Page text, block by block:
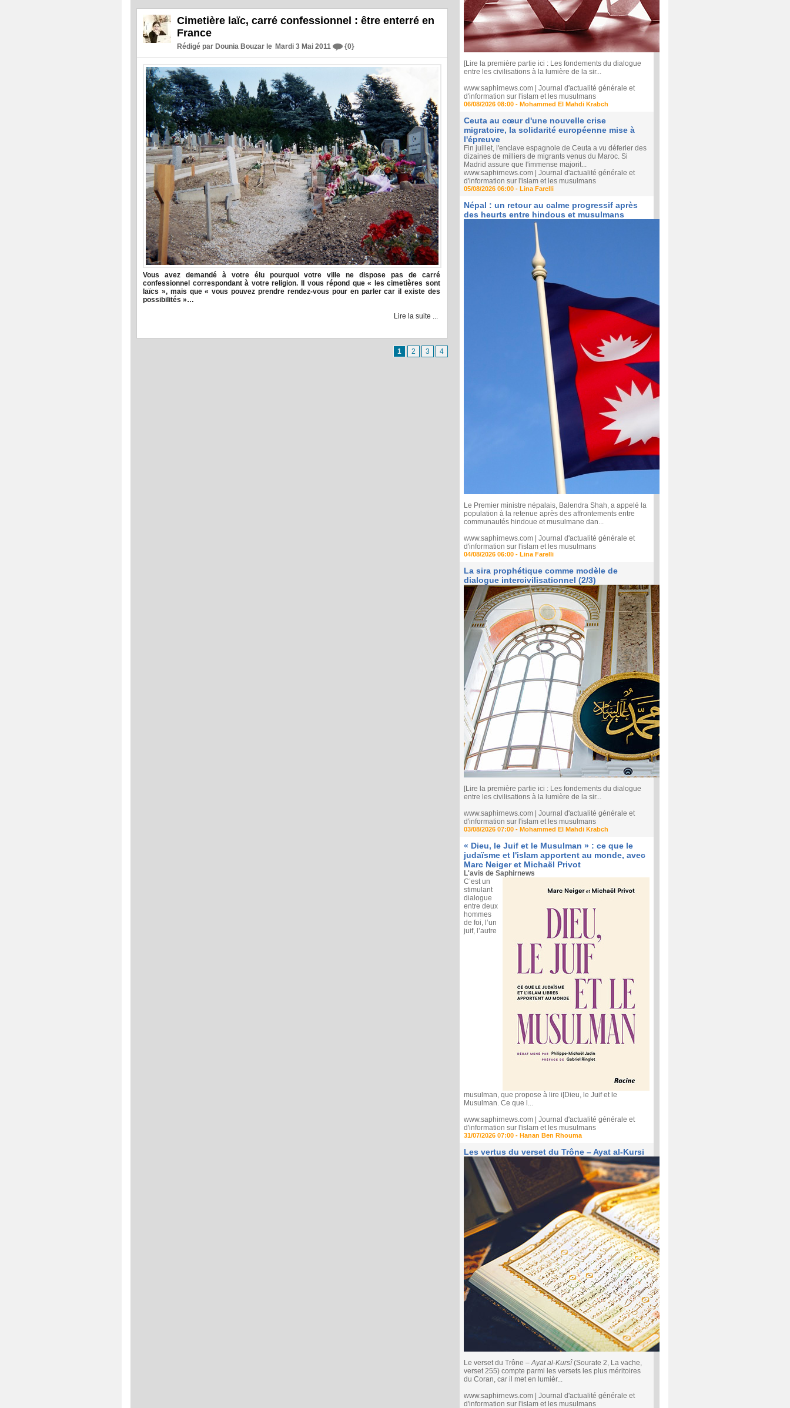
Cimetière laïc, carré confessionnel : être enterré en
France
Rédigé par Dounia Bouzar le Mardi 3 Mai 2011 {0}
Vous avez demandé à votre élu pourquoi votre ville ne dispose pas de carré
confessionnel correspondant à votre religion. Il vous répond que « les cimetières sont
laïcs », mais que « vous pouvez prendre rendez-vous pour en parler car il existe des
possibilités »…
Lire la suite ...
1 2 3 4
[Lire la première partie ici : Les fondements du dialogue
entre les civilisations à la lumière de la sir...
www.saphirnews.com | Journal d'actualité générale et
d'information sur l'islam et les musulmans
06/08/2026 08:00 - Mohammed El Mahdi Krabch
Ceuta au cœur d'une nouvelle crise
migratoire, la solidarité européenne mise à
l'épreuve
Fin juillet, l'enclave espagnole de Ceuta a vu déferler des
dizaines de milliers de migrants venus du Maroc. Si
Madrid assure que l'immense majorit...
www.saphirnews.com | Journal d'actualité générale et
d'information sur l'islam et les musulmans
05/08/2026 06:00 - Lina Farelli
Népal : un retour au calme progressif après
des heurts entre hindous et musulmans
Le Premier ministre népalais, Balendra Shah, a appelé la
population à la retenue après des affrontements entre
communautés hindoue et musulmane dan...
www.saphirnews.com | Journal d'actualité générale et
d'information sur l'islam et les musulmans
04/08/2026 06:00 - Lina Farelli
La sira prophétique comme modèle de
dialogue intercivilisationnel (2/3)
[Lire la première partie ici : Les fondements du dialogue
entre les civilisations à la lumière de la sir...
www.saphirnews.com | Journal d'actualité générale et
d'information sur l'islam et les musulmans
03/08/2026 07:00 - Mohammed El Mahdi Krabch
« Dieu, le Juif et le Musulman » : ce que le
judaïsme et l'islam apportent au monde, avec
Marc Neiger et Michaël Privot
L'avis de Saphirnews
C’est un
stimulant
dialogue
entre deux
hommes
de foi, l’un
juif, l’autre
musulman, que propose à lire i[Dieu, le Juif et le
Musulman. Ce que l...
www.saphirnews.com | Journal d'actualité générale et
d'information sur l'islam et les musulmans
31/07/2026 07:00 - Hanan Ben Rhouma
Les vertus du verset du Trône – Ayat al-Kursi
Le verset du Trône –Ayat al-Kursî(Sourate 2, La vache,
verset 255) compte parmi les versets les plus méritoires
du Coran, car il met en lumièr...
www.saphirnews.com | Journal d'actualité générale et
d'information sur l'islam et les musulmans